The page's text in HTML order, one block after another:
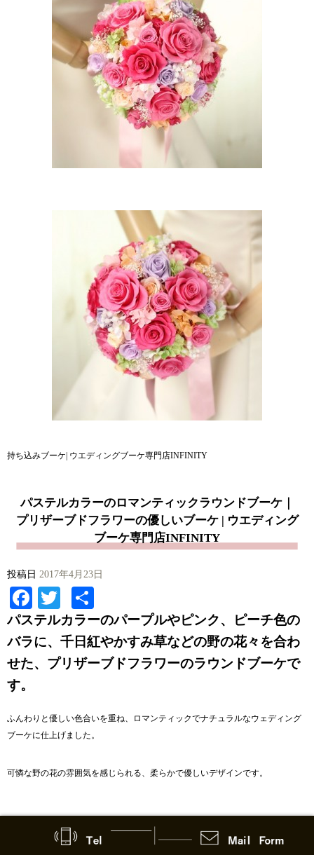
持ち込みブーケ| ウエディングブーケ専門店INFINITY
パステルカラーのロマンティックラウンドブーケ｜
プリザーブドフラワーの優しいブーケ | ウエディング
ブーケ専門店INFINITY
投稿日 2017年4月23日
Facebook
Twitter
有
パステルカラーのパープルやピンク、ピーチ色の
バラに、千日紅やかすみ草などの野の花々を合わ
せた、プリザーブドフラワーのラウンドブーケで
す。
ふんわりと優しい色合いを重ね、ロマンティックでナチュラルなウェディング
ブーケに仕上げました。
可憐な野の花の雰囲気を感じられる、柔らかで優しいデザインです。
■パステルカラーが魅せる優しい華やかさ